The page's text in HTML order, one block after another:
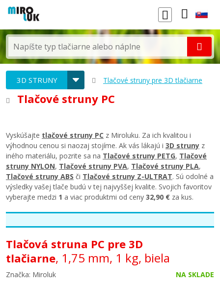
3D STRUNY Tlačové struny pre 3D tlačiarne
Tlačové struny PC
Vyskúšajte tlačové struny PC z Miroluku. Za ich kvalitou i
výhodnou cenou si naozaj stojíme. Ak vás lákajú i 3D struny z
iného materiálu, pozrite sa na Tlačové struny PETG, Tlačové
struny NYLON, Tlačové struny PVA, Tlačové struny PLA,
Tlačové struny ABS či Tlačové struny Z-ULTRAT. Sú odolné a
výsledky vašej tlače budú v tej najvyššej kvalite. Svojich favoritov
vyberajte medzi 1 a viac produktmi od ceny 32,90 € za kus.
Tlačová struna PC pre 3D
tlačiarne, 1,75 mm, 1 kg, biela
Značka: Miroluk NA SKLADE